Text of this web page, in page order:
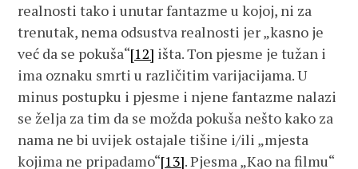
realnosti tako i unutar fantazme u kojoj, ni za
trenutak, nema odsustva realnosti jer „kasno je
već da se pokuša“[12] išta. Ton pjesme je tužan i
ima oznaku smrti u različitim varijacijama. U
minus postupku i pjesme i njene fantazme nalazi
se želja za tim da se možda pokuša nešto kako za
nama ne bi uvijek ostajale tišine i/ili „mjesta
kojima ne pripadamo“[13]. Pjesma „Kao na filmu“